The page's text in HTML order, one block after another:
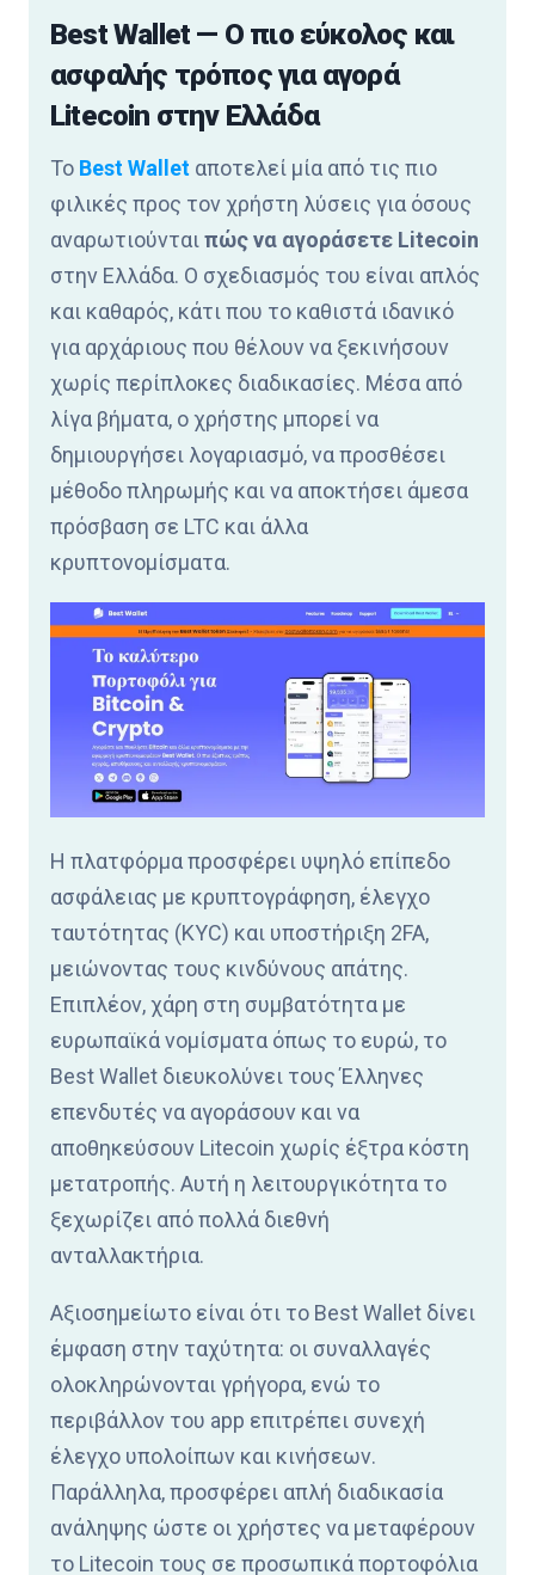
Best Wallet — Ο πιο εύκολος και
ασφαλής τρόπος για αγορά
Litecoin στην Ελλάδα
Το Best Wallet αποτελεί μία από τις πιο
φιλικές προς τον χρήστη λύσεις για όσους
αναρωτιούνταιπώς να αγοράσετε Litecoin
στην Ελλάδα. Ο σχεδιασμός του είναι απλός
και καθαρός, κάτι που το καθιστά ιδανικό
για αρχάριους που θέλουν να ξεκινήσουν
χωρίς περίπλοκες διαδικασίες. Μέσα από
λίγα βήματα, ο χρήστης μπορεί να
δημιουργήσει λογαριασμό, να προσθέσει
μέθοδο πληρωμής και να αποκτήσει άμεσα
πρόσβαση σε LTC και άλλα
κρυπτονομίσματα.
Η πλατφόρμα προσφέρει υψηλό επίπεδο
ασφάλειας με κρυπτογράφηση, έλεγχο
ταυτότητας (KYC) και υποστήριξη 2FA,
μειώνοντας τους κινδύνους απάτης.
Επιπλέον, χάρη στη συμβατότητα με
ευρωπαϊκά νομίσματα όπως το ευρώ, το
Best Wallet διευκολύνει τους Έλληνες
επενδυτές να αγοράσουν και να
αποθηκεύσουν Litecoin χωρίς έξτρα κόστη
μετατροπής. Αυτή η λειτουργικότητα το
ξεχωρίζει από πολλά διεθνή
ανταλλακτήρια.
Αξιοσημείωτο είναι ότι το Best Wallet δίνει
έμφαση στην ταχύτητα: οι συναλλαγές
ολοκληρώνονται γρήγορα, ενώ το
περιβάλλον του app επιτρέπει συνεχή
έλεγχο υπολοίπων και κινήσεων.
Παράλληλα, προσφέρει απλή διαδικασία
ανάληψης ώστε οι χρήστες να μεταφέρουν
το Litecoin τους σε προσωπικά πορτοφόλια